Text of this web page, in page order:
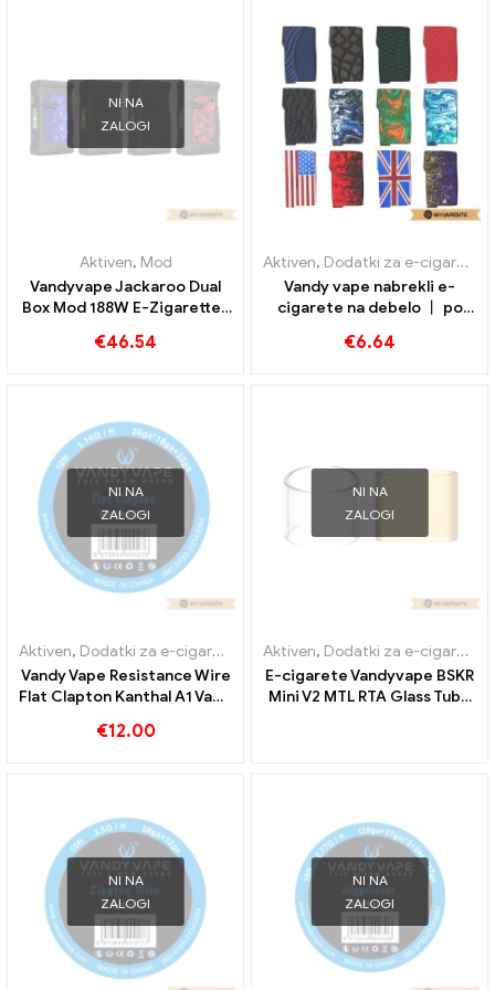
NI NA
ZALOGI
Aktiven, Mod
Vandyvape Jackaroo Dual
Box Mod 188W E-Zigaretten
€46.54
Aktiven, Dodatki za e-cigarete
Vandy vape nabrekli e-
cigarete na debelo 丨 po
€6.64
NI NA
ZALOGI
Aktiven, Dodatki za e-cigarete
Vandy Vape Resistance Wire
Flat Clapton Kanthal A1 Vape
Wholesale丨Custom
€12.00
NI NA
ZALOGI
Aktiven, Dodatki za e-cigarete
E-cigarete Vandyvape BSKR
Mini V2 MTL RTA Glass Tube
NI NA
ZALOGI
NI NA
ZALOGI